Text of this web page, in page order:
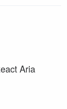
Aria